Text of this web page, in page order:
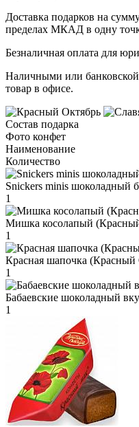
Доставка подарков на
пределах МКАД в одну
Безналичная оплата для
Наличными или
товар в офисе.
Состав подарка
Фото конфет
Наименование
Количество
Snickers minis шоколадный
1
Мишка косолапый
1
Красная шапочка (Красный
1
Бабаевские шоколадный
1